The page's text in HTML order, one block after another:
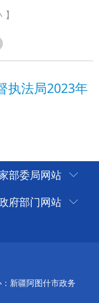
】
部委局网站
府部门网站
新疆阿图什市政务